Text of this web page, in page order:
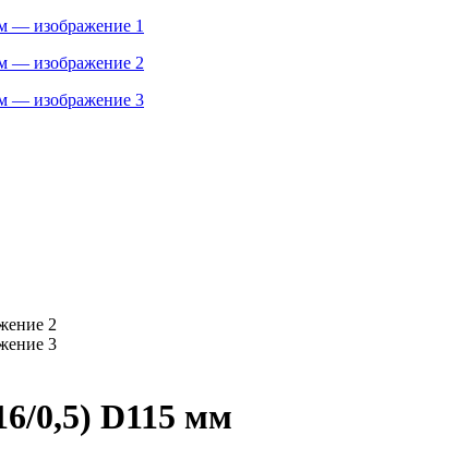
0,5) D115 мм